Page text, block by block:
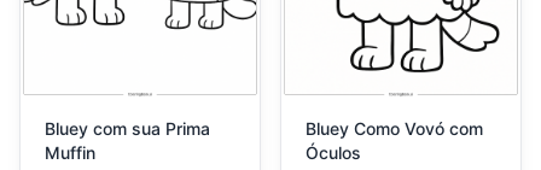
Bluey com sua Prima
Muffin
Bluey Como Vovó com
Óculos